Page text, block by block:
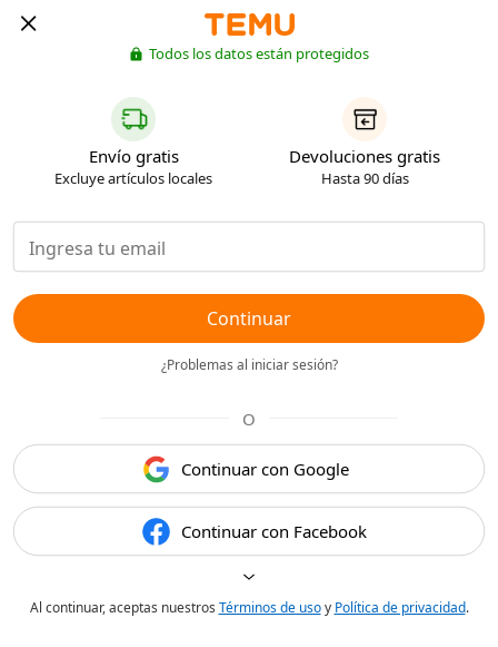
Todos los datos están protegidos
Envío gratis
Excluye artículos locales
Devoluciones gratis
Hasta 90 días
Continuar
¿Problemas al iniciar sesión?
O
Continuar con Google
Continuar con Facebook
Al continuar, aceptas nuestros Términos de usoy Política de privacidad.